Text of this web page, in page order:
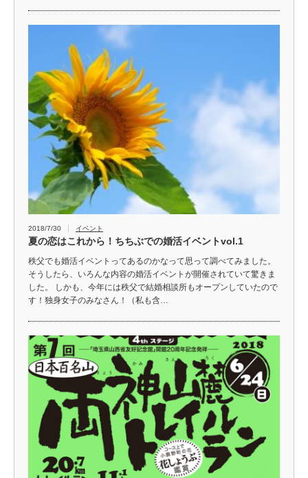
2018/7/30 イベント
夏の恋はこれから！ちちぶでの婚活イベントvol.1
秩父でも婚活イベントってあるのかなって思って調べてみました。
そうしたら、いろんな内容の婚活イベントが開催されていて驚きま
した。 しかも、今年には秩父で結婚相談所もオープンしていたので
す！独身女子のみなさん！（私も含…